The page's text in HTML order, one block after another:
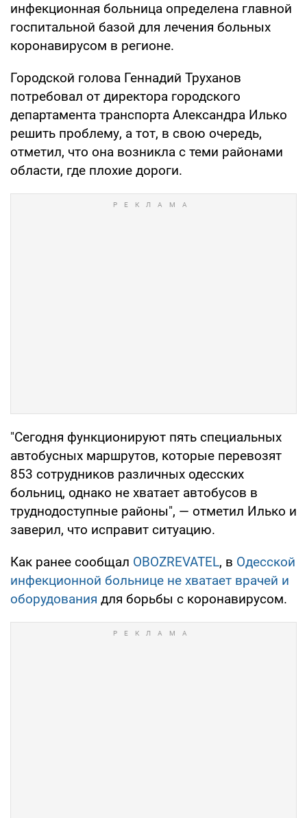
инфекционная больница определена главной
госпитальной базой для лечения больных
коронавирусом в регионе.
Городской голова Геннадий Труханов
потребовал от директора городского
департамента транспорта Александра Илько
решить проблему, а тот, в свою очередь,
отметил, что она возникла с теми районами
области, где плохие дороги.
"Сегодня функционируют пять специальных
автобусных маршрутов, которые перевозят
853 сотрудников различных одесских
больниц, однако не хватает автобусов в
труднодоступные районы", — отметил Илько и
заверил, что исправит ситуацию.
Как ранее сообщал OBOZREVATEL, в Одесской
инфекционной больнице не хватает врачей и
оборудования для борьбы с коронавирусом.